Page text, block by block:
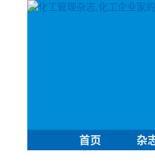
首页 杂